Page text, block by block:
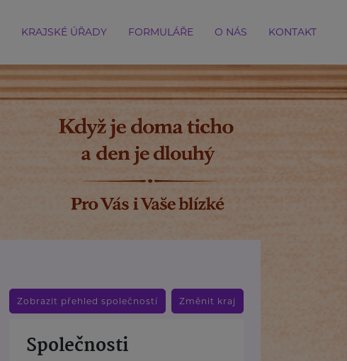
KRAJSKÉ ÚŘADY FORMULÁŘE O NÁS KONTAKT
Zobrazit přehled společností Změnit kraj
Společnosti